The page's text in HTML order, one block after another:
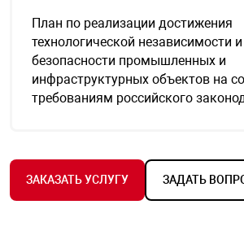
План по реализации достижения
технологической независимости
безопасности промышленных и
инфраструктурных объектов на
требованиям российского
ЗАКАЗАТЬ УСЛУГУ ЗАДАТЬ